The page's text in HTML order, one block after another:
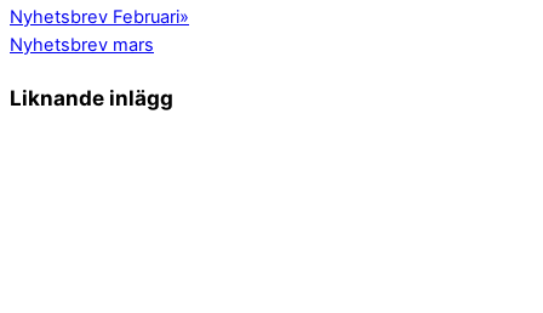
Nyhetsbrev Februari»
Nyhetsbrev mars
Liknande inlägg